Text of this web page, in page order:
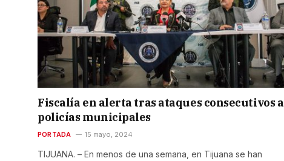
Fiscalía en alerta tras ataques consecutivos a
policías municipales
PORTADA 15 mayo, 2024
TIJUANA. – En menos de una semana, en Tijuana se han